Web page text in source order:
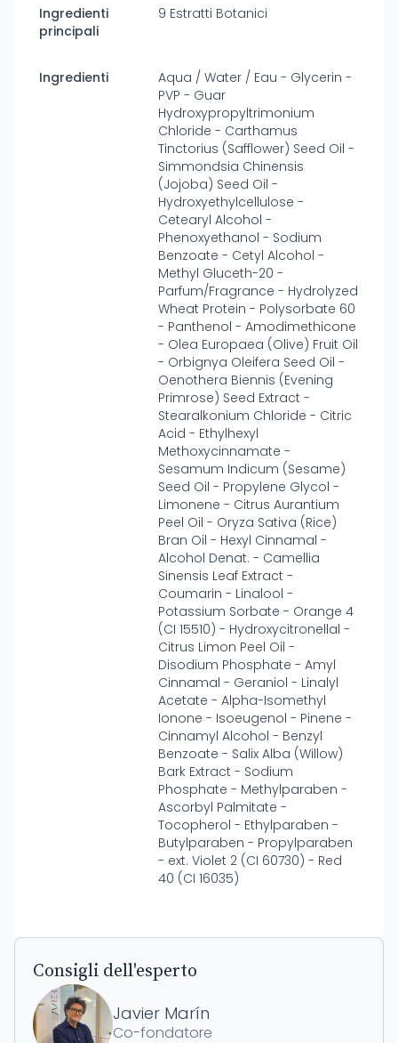
Ingredienti
principali
9 Estratti Botanici
Ingredienti
Aqua / Water / Eau - Glycerin -
PVP - Guar
Hydroxypropyltrimonium
Chloride - Carthamus
Tinctorius (Safflower) Seed Oil -
Simmondsia Chinensis
(Jojoba) Seed Oil -
Hydroxyethylcellulose -
Cetearyl Alcohol -
Phenoxyethanol - Sodium
Benzoate - Cetyl Alcohol -
Methyl Gluceth-20 -
Parfum/Fragrance - Hydrolyzed
Wheat Protein - Polysorbate 60
- Panthenol - Amodimethicone
- Olea Europaea (Olive) Fruit Oil
- Orbignya Oleifera Seed Oil -
Oenothera Biennis (Evening
Primrose) Seed Extract -
Stearalkonium Chloride - Citric
Acid - Ethylhexyl
Methoxycinnamate -
Sesamum Indicum (Sesame)
Seed Oil - Propylene Glycol -
Limonene - Citrus Aurantium
Peel Oil - Oryza Sativa (Rice)
Bran Oil - Hexyl Cinnamal -
Alcohol Denat. - Camellia
Sinensis Leaf Extract -
Coumarin - Linalool -
Potassium Sorbate - Orange 4
(CI 15510) - Hydroxycitronellal -
Citrus Limon Peel Oil -
Disodium Phosphate - Amyl
Cinnamal - Geraniol - Linalyl
Acetate - Alpha-Isomethyl
Ionone - Isoeugenol - Pinene -
Cinnamyl Alcohol - Benzyl
Benzoate - Salix Alba (Willow)
Bark Extract - Sodium
Phosphate - Methylparaben -
Ascorbyl Palmitate -
Tocopherol - Ethylparaben -
Butylparaben - Propylparaben
- ext. Violet 2 (CI 60730) - Red
40 (CI 16035)
Consigli dell'esperto
Javier Marín
Co-fondatore